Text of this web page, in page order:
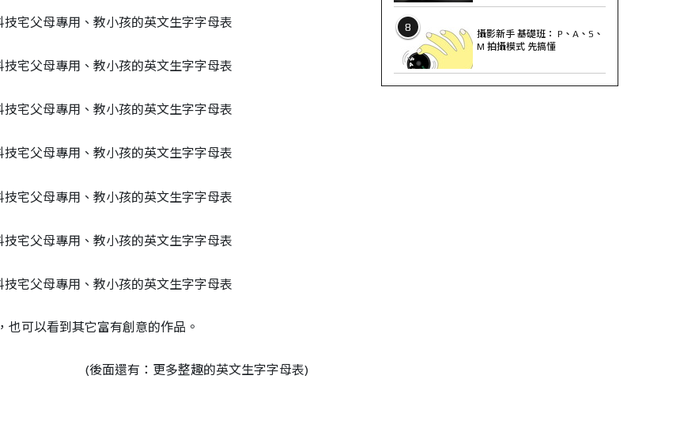
，也可以看到其它富有創意的作品。
(後面還有：更多整趣的英文生字字母表)
8
攝影新手 基礎班： P、A、S、
M 拍攝模式 先搞懂